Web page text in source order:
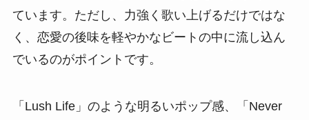
ています。ただし、力強く歌い上げるだけではな
く、恋愛の後味を軽やかなビートの中に流し込ん
でいるのがポイントです。
「Lush Life」のような明るいポップ感、「Never